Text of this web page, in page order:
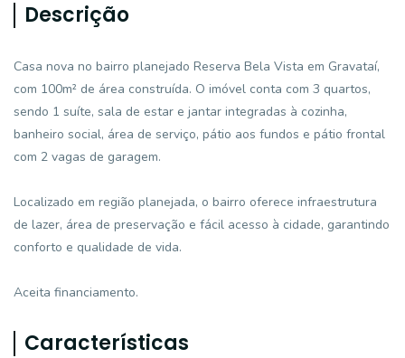
Descrição
Casa nova no bairro planejado Reserva Bela Vista em Gravataí,
com 100m² de área construída. O imóvel conta com 3 quartos,
sendo 1 suíte, sala de estar e jantar integradas à cozinha,
banheiro social, área de serviço, pátio aos fundos e pátio frontal
com 2 vagas de garagem.
Localizado em região planejada, o bairro oferece infraestrutura
de lazer, área de preservação e fácil acesso à cidade, garantindo
conforto e qualidade de vida.
Aceita financiamento.
Características